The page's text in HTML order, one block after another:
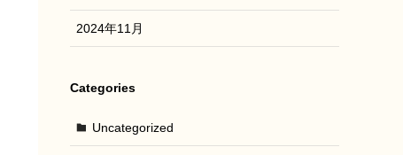
2024年11月
Categories
Uncategorized